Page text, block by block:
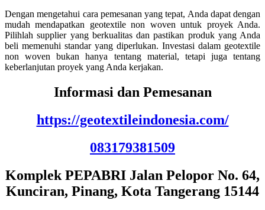
Dengan mengetahui cara pemesanan yang tepat, Anda dapat dengan
mudah mendapatkan geotextile non woven untuk proyek Anda.
Pilihlah supplier yang berkualitas dan pastikan produk yang Anda
beli memenuhi standar yang diperlukan. Investasi dalam geotextile
non woven bukan hanya tentang material, tetapi juga tentang
keberlanjutan proyek yang Anda kerjakan.
Informasi dan Pemesanan
https://geotextileindonesia.com/
083179381509
Komplek PEPABRI Jalan Pelopor No. 64,
Kunciran, Pinang, Kota Tangerang 15144